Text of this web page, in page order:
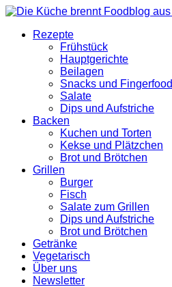
Rezepte
Frühstück
Hauptgerichte
Beilagen
Snacks und Fingerfood
Salate
Dips und Aufstriche
Backen
Kuchen und Torten
Kekse und Plätzchen
Brot und Brötchen
Grillen
Burger
Fisch
Salate zum Grillen
Dips und Aufstriche
Brot und Brötchen
Getränke
Vegetarisch
Über uns
Newsletter